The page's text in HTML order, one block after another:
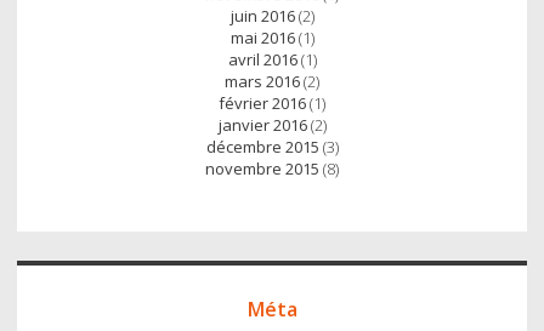
juin 2016(2)
mai 2016(1)
avril 2016(1)
mars 2016(2)
février 2016(1)
janvier 2016(2)
décembre 2015 (3)
novembre 2015 (8)
Méta